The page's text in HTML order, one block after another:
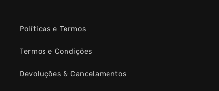
Políticas e Termos
Termos e Condições
Devoluções & Cancelamentos